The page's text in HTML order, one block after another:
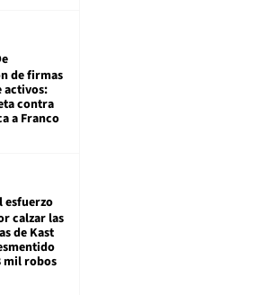
de firmas
activos:
contra
a Franco
esfuerzo
calzar las
de Kast
mil robos